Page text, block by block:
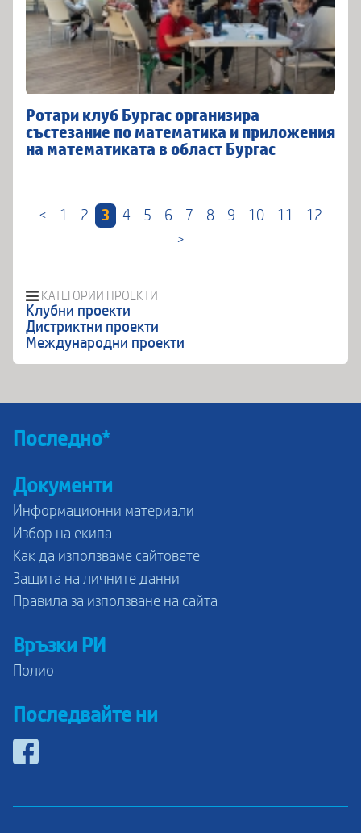
КАТЕГОРИИ ПРОЕКТИ
Клубни проекти
Дистриктни проекти
Международни проекти
Ротари клуб Бургас организира
състезание по математика и приложения
на математиката в област Бургас
< 1 2 3 4 5 6 7 8 9 10 11
12
>
Последно*
Документи
Информационни материали
Избор на екипа
Как да използваме сайтовете
Защита на личните данни
Правила за използване на сайта
Връзки РИ
Полио
Последвайте ни